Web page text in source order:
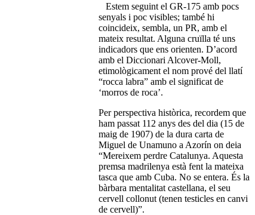
Estem seguint el GR-175 amb pocs
senyals i poc visibles; també hi
coincideix, sembla, un PR, amb el
mateix resultat. Alguna cruïlla té uns
indicadors que ens orienten. D’acord
amb el Diccionari Alcover-Moll,
etimològicament el nom prové del llatí
“rocca labra” amb el significat de
‘morros de roca’.
Per perspectiva històrica, recordem que
ham passat 112 anys des del dia (15 de
maig de 1907) de la dura carta de
Miguel de Unamuno a Azorín on deia
“Mereixem perdre Catalunya. Aquesta
premsa madrilenya està fent la mateixa
tasca que amb Cuba. No se entera. És la
bàrbara mentalitat castellana, el seu
cervell collonut (tenen testicles en canvi
de cervell)”.